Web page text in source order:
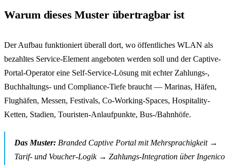
Warum dieses Muster übertragbar ist
Der Aufbau funktioniert überall dort, wo öffentliches WLAN als
bezahltes Service-Element angeboten werden soll und der Captive-
Portal-Operator eine Self-Service-Lösung mit echter Zahlungs-,
Buchhaltungs- und Compliance-Tiefe braucht — Marinas, Häfen,
Flughäfen, Messen, Festivals, Co-Working-Spaces, Hospitality-
Ketten, Stadien, Touristen-Anlaufpunkte, Bus-/Bahnhöfe.
Das Muster:Branded Captive Portal mit Mehrsprachigkeit →
Tarif- und Voucher-Logik → Zahlungs-Integration über Ingenico